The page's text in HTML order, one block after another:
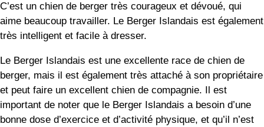
C’est un chien de berger très courageux et dévoué, qui
aime beaucoup travailler. Le Berger Islandais est également
très intelligent et facile à dresser.
Le Berger Islandais est une excellente race de chien de
berger, mais il est également très attaché à son propriétaire
et peut faire un excellent chien de compagnie. Il est
important de noter que le Berger Islandais a besoin d’une
bonne dose d’exercice et d’activité physique, et qu’il n’est